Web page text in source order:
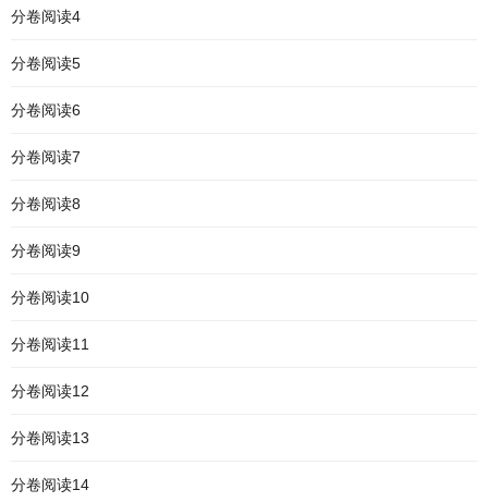
分卷阅读4
分卷阅读5
分卷阅读6
分卷阅读7
分卷阅读8
分卷阅读9
分卷阅读10
分卷阅读11
分卷阅读12
分卷阅读13
分卷阅读14